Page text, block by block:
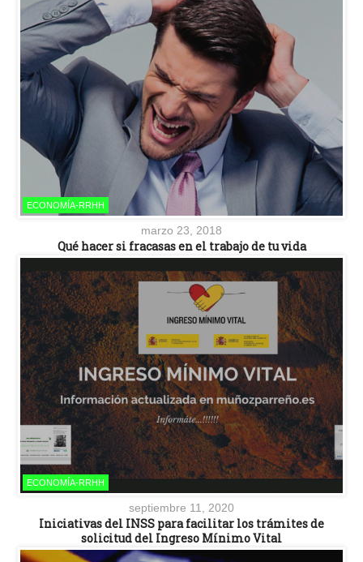
ECONOMÍA-RRHH
marzo 23, 2018
Qué hacer si fracasas en el trabajo de tu vida
ECONOMÍA-RRHH
septiembre 11, 2020
Iniciativas del INSS para facilitar los trámites de
solicitud del Ingreso Mínimo Vital